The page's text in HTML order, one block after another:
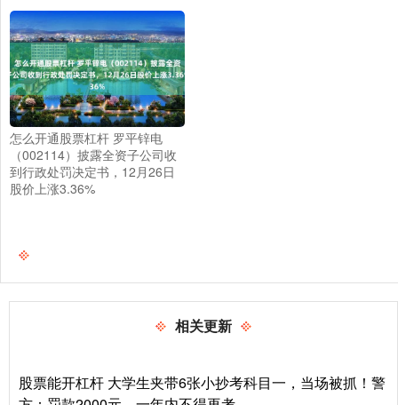
怎么开通股票杠杆 罗平锌电
（002114）披露全资子公司收
到行政处罚决定书，12月26日
股价上涨3.36%
相关更新
股票能开杠杆 大学生夹带6张小抄考科目一，当场被抓！警